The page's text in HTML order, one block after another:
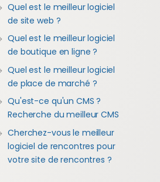
Quel est le meilleur logiciel
de site web ?
Quel est le meilleur logiciel
de boutique en ligne ?
Quel est le meilleur logiciel
de place de marché ?
Qu'est-ce qu'un CMS ?
Recherche du meilleur CMS
Cherchez-vous le meilleur
logiciel de rencontres pour
votre site de rencontres ?